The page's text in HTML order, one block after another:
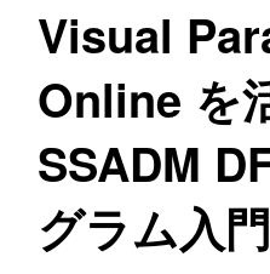
Visual
Online を
SSADM
グラム入